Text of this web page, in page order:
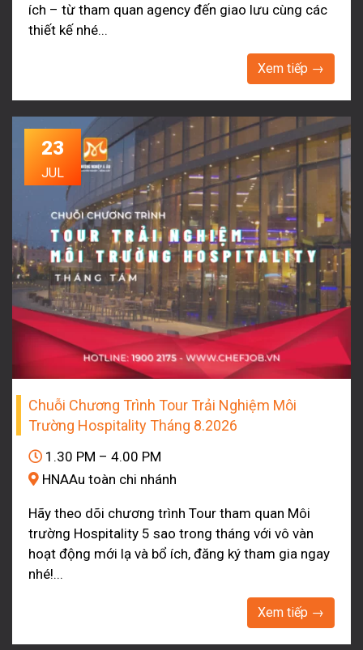
ích – từ tham quan agency đến giao lưu cùng các
thiết kế nhé...
Xem tiếp →
23
JUL
Chuỗi Chương Trình Tour Trải Nghiệm Môi
Trường Hospitality Tháng 8.2026
1.30 PM – 4.00 PM
HNAAu toàn chi nhánh
Hãy theo dõi chương trình Tour tham quan Môi
trường Hospitality 5 sao trong tháng với vô vàn
hoạt động mới lạ và bổ ích, đăng ký tham gia ngay
nhé!...
Xem tiếp →